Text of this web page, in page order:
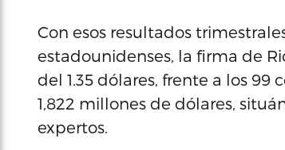
Con esos resultados
estadounidenses, la firma de
del 1.35 dólares, frente a los
1,822 millones de dólares,
expertos.